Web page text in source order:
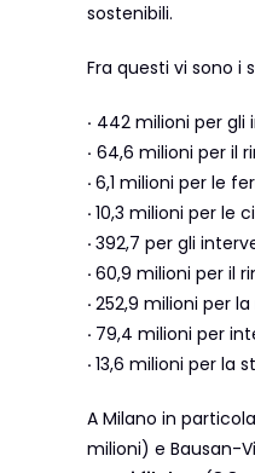
sostenibili.
Fra questi vi sono i
· 442 milioni per gli
· 64,6 milioni per il
· 6,1 milioni per le
· 10,3 milioni per le
· 392,7 per gli
· 60,9 milioni per il
· 252,9 milioni per
· 79,4 milioni per
· 13,6 milioni per la
A Milano in
milioni) e Bausan-